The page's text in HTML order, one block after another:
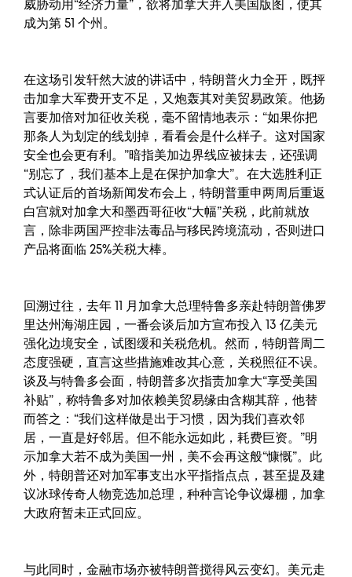
威胁动用“经济力量”，欲将加拿大并入美国版图，使其
成为第 51 个州。
在这场引发轩然大波的讲话中，特朗普火力全开，既抨
击加拿大军费开支不足，又炮轰其对美贸易政策。他扬
言要加倍对加征收关税，毫不留情地表示：“如果你把
那条人为划定的线划掉，看看会是什么样子。这对国家
安全也会更有利。”暗指美加边界线应被抹去，还强调
“别忘了，我们基本上是在保护加拿大”。在大选胜利正
式认证后的首场新闻发布会上，特朗普重申两周后重返
白宫就对加拿大和墨西哥征收“大幅”关税，此前就放
言，除非两国严控非法毒品与移民跨境流动，否则进口
产品将面临 25%关税大棒。
回溯过往，去年 11 月加拿大总理特鲁多亲赴特朗普佛罗
里达州海湖庄园，一番会谈后加方宣布投入 13 亿美元
强化边境安全，试图缓和关税危机。然而，特朗普周二
态度强硬，直言这些措施难改其心意，关税照征不误。
谈及与特鲁多会面，特朗普多次指责加拿大“享受美国
补贴”，称特鲁多对加依赖美贸易缘由含糊其辞，他替
而答之：“我们这样做是出于习惯，因为我们喜欢邻
居，一直是好邻居。但不能永远如此，耗费巨资。”明
示加拿大若不成为美国一州，美不会再这般“慷慨”。此
外，特朗普还对加军事支出水平指指点点，甚至提及建
议冰球传奇人物竞选加总理，种种言论争议爆棚，加拿
大政府暂未正式回应。
与此同时，金融市场亦被特朗普搅得风云变幻。美元走